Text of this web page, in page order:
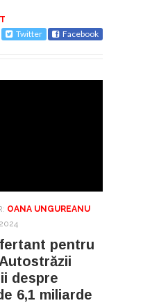
Twitter Facebook
OANA UNGUREANU
pentru
despre
6,1 miliarde